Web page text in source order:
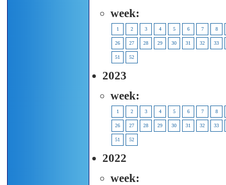
week:
1 2 3 4 5 6 7 8
26 27 28 29 30 31 32 33
51 52
2023
week:
1 2 3 4 5 6 7 8
26 27 28 29 30 31 32 33
51 52
2022
week: